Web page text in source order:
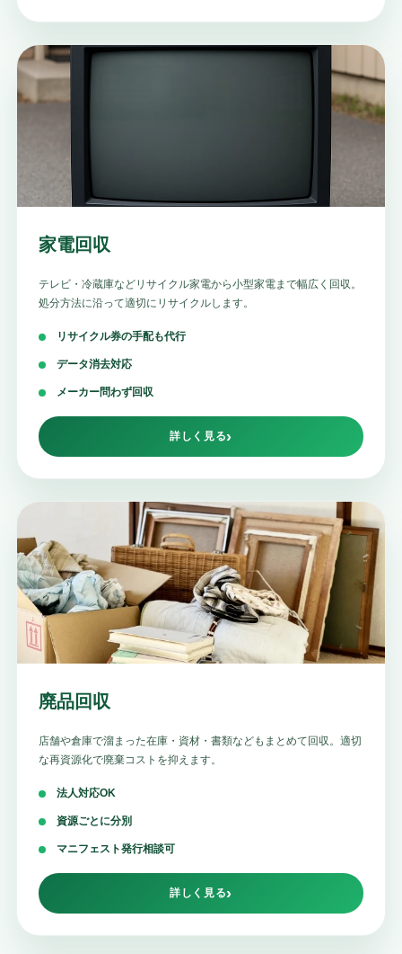
家電回収
テレビ・冷蔵庫などリサイクル家電から小型家電まで幅広く回収。
処分方法に沿って適切にリサイクルします。
リサイクル券の手配も代行
データ消去対応
メーカー問わず回収
詳しく見る
廃品回収
店舗や倉庫で溜まった在庫・資材・書類などもまとめて回収。適切
な再資源化で廃棄コストを抑えます。
法人対応OK
資源ごとに分別
マニフェスト発行相談可
詳しく見る